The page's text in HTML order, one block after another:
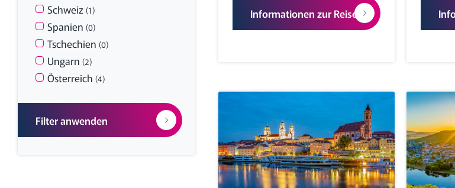
Schweiz (1)
Spanien (0)
Tschechien (0)
Ungarn (2)
Österreich (4)
Filter anwenden
Informationen zur Reise